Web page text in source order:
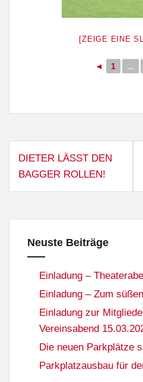
[ZEIGE EINE
◄ 1 ...
DIETER LÄSST DEN
BAGGER ROLLEN!
Neuste Beiträge
Einladung –
Einladung – Zum
Einladung zur
Vereinsabend
Die neuen Parkplätze
Parkplatzausbau für